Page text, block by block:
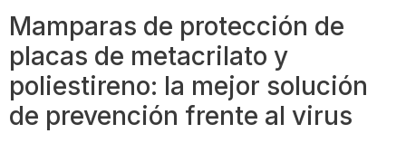
Mamparas de protección de
placas de metacrilato y
poliestireno: la mejor solución
de prevención frente al virus